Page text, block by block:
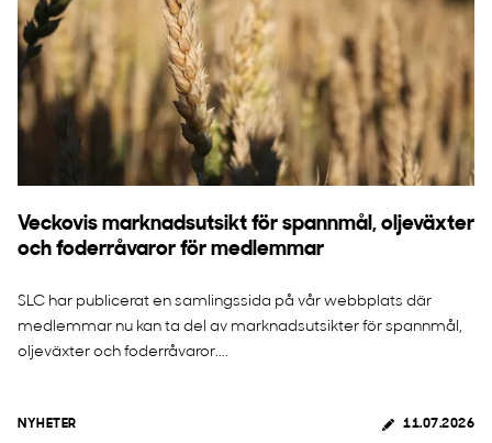
Veckovis marknadsutsikt för spannmål, oljeväxter
och foderråvaror för medlemmar
SLC har publicerat en samlingssida på vår webbplats där
medlemmar nu kan ta del av marknadsutsikter för spannmål,
oljeväxter och foderråvaror....
NYHETER 11.07.2026